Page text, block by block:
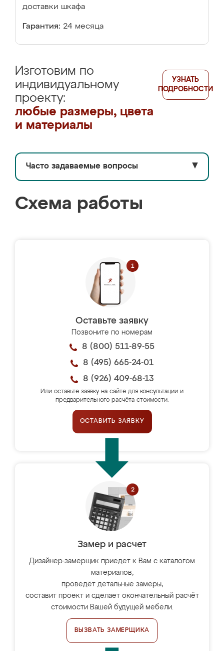
доставки шкафа
Гарантия: 24 месяца
Изготовим по
индивидуальному
проекту:
любые размеры, цвета
и материалы
УЗНАТЬ
ПОДРОБНОСТИ
Часто задаваемые вопросы ▼
Схема работы
Оставьте заявку
Позвоните по номерам
8 (800) 511-89-55
8 (495) 665-24-01
8 (926) 409-68-13
Или оставьте заявку на сайте для консультации и
предварительного расчёта стоимости.
ОСТАВИТЬ ЗАЯВКУ
Замер и расчет
Дизайнер-замерщик приедет к Вам с каталогом
материалов,
проведёт детальные замеры,
составит проект и сделает окончательный расчёт
стоимости Вашей будущей мебели.
ВЫЗВАТЬ ЗАМЕРЩИКА